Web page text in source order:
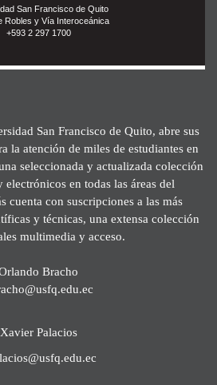
San Francisco de Quito
Robles y Vía Interoceánica
+593 2 297 1700
San Francisco de Quito, abre sus
la atención de miles de estudiantes en
seleccionada y actualizada colección
en todas las áreas del
cuenta con suscripciones a las más
y técnicas, una extensa colección
multimedia y acceso.
Bracho
Xavier Palacios